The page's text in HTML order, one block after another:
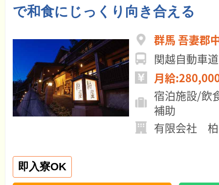
で和食にじっくり向き合える
群馬 吾妻郡
関越自動車
月給
宿泊施設/飲
補助
有限会社 柏
即入寮OK